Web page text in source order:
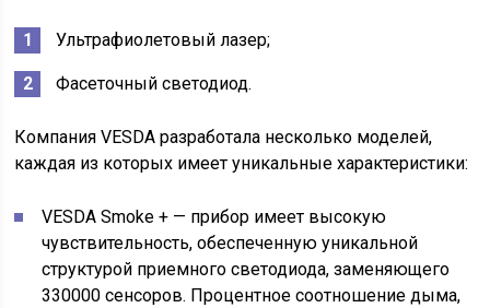
Ультрафиолетовый лазер;
Фасеточный светодиод.
Компания VESDA разработала несколько моделей,
каждая из которых имеет уникальные характеристики:
VESDA Smoke + — прибор имеет высокую
чувствительность, обеспеченную уникальной
структурой приемного светодиода, заменяющего
330000 сенсоров. Процентное соотношение дыма,